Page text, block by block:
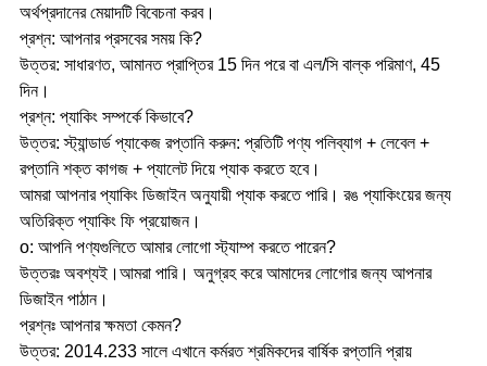
অর্থপ্রদানের মেয়াদটি বিবেচনা করব।
প্রশ্ন: আপনার প্রসবের সময় কি?
উত্তর: সাধারণত, আমানত প্রাপ্তির 15 দিন পরে বা এল/সি বাল্ক পরিমাণ, 45
দিন।
প্রশ্ন: প্যাকিং সম্পর্কে কিভাবে?
উত্তর: স্ট্যান্ডার্ড প্যাকেজ রপ্তানি করুন: প্রতিটি পণ্য পলিব্যাগ + লেবেল +
রপ্তানি শক্ত কাগজ + প্যালেট দিয়ে প্যাক করতে হবে।
আমরা আপনার প্যাকিং ডিজাইন অনুযায়ী প্যাক করতে পারি। রঙ প্যাকিংয়ের জন্য
অতিরিক্ত প্যাকিং ফি প্রয়োজন।
o: আপনি পণ্যগুলিতে আমার লোগো স্ট্যাম্প করতে পারেন?
উত্তরঃ অবশ্যই।আমরা পারি। অনুগ্রহ করে আমাদের লোগোর জন্য আপনার
ডিজাইন পাঠান।
প্রশ্নঃ আপনার ক্ষমতা কেমন?
উত্তর: 2014.233 সালে এখানে কর্মরত শ্রমিকদের বার্ষিক রপ্তানি প্রায়